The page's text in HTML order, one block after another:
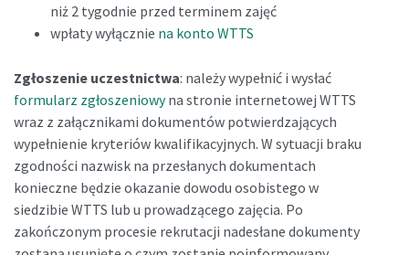
niż 2 tygodnie przed terminem zajęć
wpłaty wyłącznie na konto WTTS
Zgłoszenie uczestnictwa: należy wypełnić i wysłać
formularz zgłoszeniowyna stronie internetowej WTTS
wraz z załącznikami dokumentów potwierdzających
wypełnienie kryteriów kwalifikacyjnych. W sytuacji braku
zgodności nazwisk na przesłanych dokumentach
konieczne będzie okazanie dowodu osobistego w
siedzibie WTTS lub u prowadzącego zajęcia. Po
zakończonym procesie rekrutacji nadesłane dokumenty